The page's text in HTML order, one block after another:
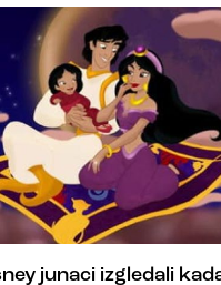
junaci izgledali